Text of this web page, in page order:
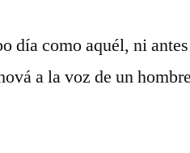
día como aquél, ni
a la voz de un